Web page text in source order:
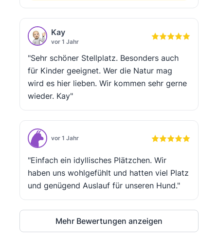
Kay
vor 1 Jahr
"Sehr schöner Stellplatz. Besonders auch
für Kinder geeignet. Wer die Natur mag
wird es hier lieben. Wir kommen sehr gerne
wieder. Kay"
vor 1 Jahr
"Einfach ein idyllisches Plätzchen. Wir
haben uns wohlgefühlt und hatten viel Platz
und genügend Auslauf für unseren Hund."
Mehr Bewertungen anzeigen